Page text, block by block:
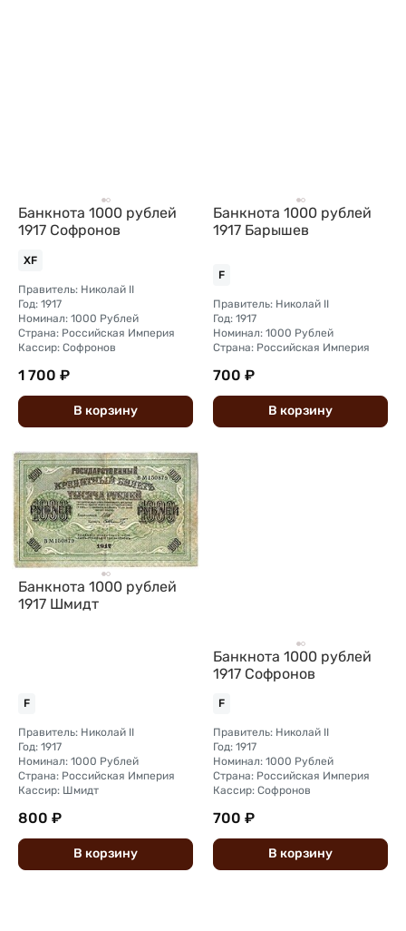
Банкнота 1000 рублей
1917 Софронов
XF
Правитель: Николай II
Год: 1917
Номинал: 1000 Рублей
Страна: Российская Империя
Кассир: Софронов
1 700 ₽
В корзину
Банкнота 1000 рублей
1917 Барышев
F
Правитель: Николай II
Год: 1917
Номинал: 1000 Рублей
Страна: Российская Империя
700 ₽
В корзину
Банкнота 1000 рублей
1917 Шмидт
F
Правитель: Николай II
Год: 1917
Номинал: 1000 Рублей
Страна: Российская Империя
Кассир: Шмидт
800 ₽
В корзину
Банкнота 1000 рублей
1917 Софронов
F
Правитель: Николай II
Год: 1917
Номинал: 1000 Рублей
Страна: Российская Империя
Кассир: Софронов
700 ₽
В корзину